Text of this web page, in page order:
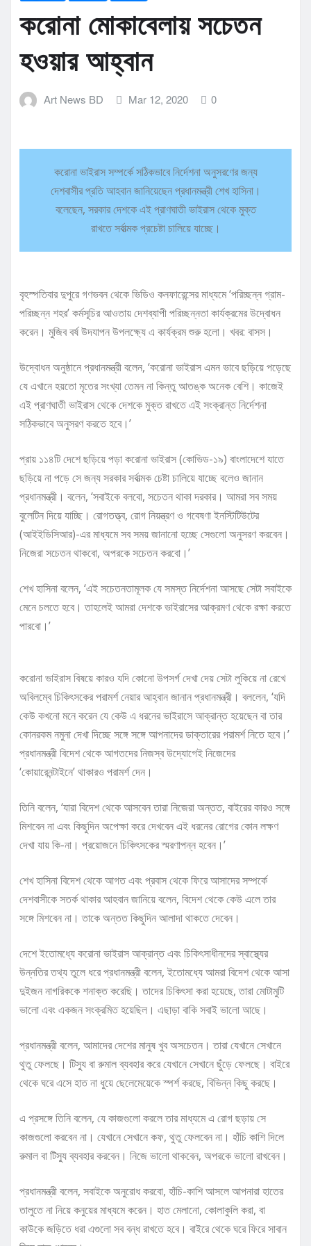
করোনা মোকাবেলায় সচেতন
হওয়ার আহ্বান
Art News BD Mar 12, 2020 0
করোনা ভাইরাস সম্পর্কে সঠিকভাবে নির্দেশনা অনুসরণের জন্য
দেশবাসীর প্রতি আহবান জানিয়েছেন প্রধানমন্ত্রী শেখ হাসিনা।
বলেছেন, সরকার দেশকে এই প্রাণঘাতী ভাইরাস থেকে মুক্ত
রাখতে সর্বাত্মক প্রচেষ্টা চালিয়ে যাচ্ছে।
বৃহস্পতিবার দুপুরে গণভবন থেকে ভিডিও কনফারেন্সের মাধ্যমে ‘পরিচ্ছন্ন গ্রাম-
পরিচ্ছন্ন শহর’ কর্মসূচির আওতায় দেশব্যাপী পরিচ্ছন্নতা কার্যক্রমের উদ্বোধন
করেন। মুজিব বর্ষ উদযাপন উপলক্ষ্যে এ কার্যক্রম শুরু হলো। খবর: বাসস।
উদ্বোধন অনুষ্ঠানে প্রধানমন্ত্রী বলেন, ‘করোনা ভাইরাস এমন ভাবে ছড়িয়ে পড়েছে
যে এখানে হয়তো মৃতের সংখ্যা তেমন না কিন্তু আতঙ্ক অনেক বেশি। কাজেই
এই প্রাণঘাতী ভাইরাস থেকে দেশকে মুক্ত রাখতে এই সংক্রান্ত নির্দেশনা
সঠিকভাবে অনুসরণ করতে হবে।’
প্রায় ১১৪টি দেশে ছড়িয়ে পড়া করোনা ভাইরাস (কোভিড-১৯) বাংলাদেশে যাতে
ছড়িয়ে না পড়ে সে জন্য সরকার সর্বাত্মক চেষ্টা চালিয়ে যাচ্ছে বলেও জানান
প্রধানমন্ত্রী। বলেন, ‘সবাইকে বলবো, সচেতন থাকা দরকার। আমরা সব সময়
বুলেটিন দিয়ে যাচ্ছি। রোগতত্ত্ব, রোগ নিয়ন্ত্রণ ও গবেষণা ইনস্টিটিউটের
(আইইডিসিআর)-এর মাধ্যমে সব সময় জানানো হচ্ছে সেগুলো অনুসরণ করবেন।
নিজেরা সচেতন থাকবো, অপরকে সচেতন করবো।’
শেখ হাসিনা বলেন, ‘এই সচেতনতামূলক যে সমস্ত নির্দেশনা আসছে সেটা সবাইকে
মেনে চলতে হবে। তাহলেই আমরা দেশকে ভাইরাসের আক্রমণ থেকে রক্ষা করতে
পারবো।’
করোনা ভাইরাস বিষয়ে কারও যদি কোনো উপসর্গ দেখা দেয় সেটা লুকিয়ে না রেখে
অবিলম্বে চিকিৎসকের পরামর্শ নেয়ার আহ্বান জানান প্রধানমন্ত্রী। বললেন, ‘যদি
কেউ কখনো মনে করেন যে কেউ এ ধরনের ভাইরাসে আক্রান্ত হয়েছেন বা তার
কোনরকম নমুনা দেখা দিচ্ছে সঙ্গে সঙ্গে আপনাদের ডাক্তারের পরামর্শ নিতে হবে।’
প্রধানমন্ত্রী বিদেশ থেকে আগতদের নিজস্ব উদ্যোগেই নিজেদের
‘কোয়ারেনন্টাইনে’ থাকারও পরামর্শ দেন।
তিনি বলেন, ‘যারা বিদেশ থেকে আসবেন তারা নিজেরা অন্তত, বাইরের কারও সঙ্গে
মিশবেন না এবং কিছুদিন অপেক্ষা করে দেখবেন এই ধরনের রোগের কোন লক্ষণ
দেখা যায় কি-না। প্রয়োজনে চিকিৎসকের স্মরণাপন্ন হবেন।’
শেখ হাসিনা বিদেশ থেকে আগত এবং প্রবাস থেকে ফিরে আসাদের সম্পর্কে
দেশবাসীকে সতর্ক থাকার আহবান জানিয়ে বলেন, বিদেশ থেকে কেউ এলে তার
সঙ্গে মিশবেন না। তাকে অন্তত কিছুদিন আলাদা থাকতে দেবেন।
দেশে ইতোমধ্যে করোনা ভাইরাস আক্রান্ত এবং চিকিৎসাধীনদের স্বাস্থ্যের
উন্নতির তথ্য তুলে ধরে প্রধানমন্ত্রী বলেন, ইতোমধ্যে আমরা বিদেশ থেকে আসা
দুইজন নাগরিককে শনাক্ত করেছি। তাদের চিকিৎসা করা হয়েছে, তারা মোটামুটি
ভালো এবং একজন সংক্রমিত হয়েছিল। এছাড়া বাকি সবাই ভালো আছে।
প্রধানমন্ত্রী বলেন, আমাদের দেশের মানুষ খুব অসচেতন। তারা যেখানে সেখানে
থুতু ফেলছে। টিস্যু বা রুমাল ব্যবহার করে যেখানে সেখানে ছুঁড়ে ফেলছে। বাইরে
থেকে ঘরে এসে হাত না ধুয়ে ছেলেমেয়েকে স্পর্শ করছে, বিভিন্ন কিছু করছে।
এ প্রসঙ্গে তিনি বলেন, যে কাজগুলো করলে তার মাধ্যমে এ রোগ ছড়ায় সে
কাজগুলো করবেন না। যেখানে সেখানে কফ, থুতু ফেলবেন না। হাঁচি কাশি দিলে
রুমাল বা টিস্যু ব্যবহার করবেন। নিজে ভালো থাকবেন, অপরকে ভালো রাখবেন।
প্রধানমন্ত্রী বলেন, সবাইকে অনুরোধ করবো, হাঁচি-কাশি আসলে আপনারা হাতের
তালুতে না নিয়ে কনুয়ের মাধ্যমে করেন। হাত মেলানো, কোলাকুলি করা, বা
কাউকে জড়িতে ধরা এগুলো সব বন্ধ রাখতে হবে। বাইরে থেকে ঘরে ফিরে সাবান